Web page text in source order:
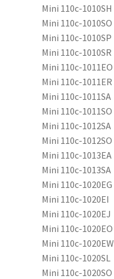
Mini 110c-1010SH
Mini 110c-1010SO
Mini 110c-1010SP
Mini 110c-1010SR
Mini 110c-1011EO
Mini 110c-1011ER
Mini 110c-1011SA
Mini 110c-1011SO
Mini 110c-1012SA
Mini 110c-1012SO
Mini 110c-1013EA
Mini 110c-1013SA
Mini 110c-1020EG
Mini 110c-1020EI
Mini 110c-1020EJ
Mini 110c-1020EO
Mini 110c-1020EW
Mini 110c-1020SL
Mini 110c-1020SO